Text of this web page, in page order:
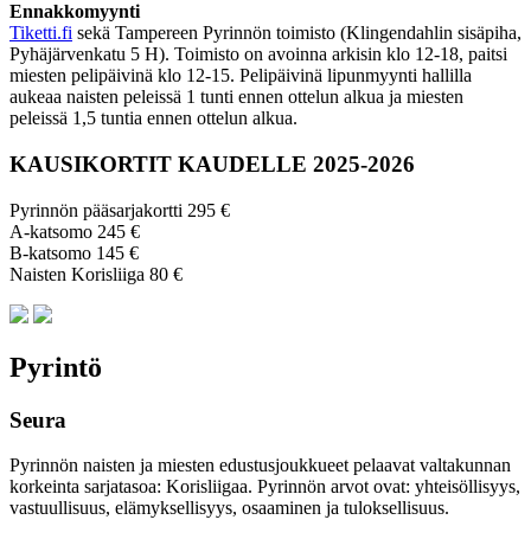
Ennakkomyynti
Tiketti.fi sekä Tampereen Pyrinnön toimisto (Klingendahlin sisäpiha,
Pyhäjärvenkatu 5 H). Toimisto on avoinna arkisin klo 12-18, paitsi
miesten pelipäivinä klo 12-15. Pelipäivinä lipunmyynti hallilla
aukeaa naisten peleissä 1 tunti ennen ottelun alkua ja miesten
peleissä 1,5 tuntia ennen ottelun alkua.
KAUSIKORTIT KAUDELLE 2025-2026
Pyrinnön pääsarjakortti 295 €
A-katsomo 245 €
B-katsomo 145 €
Naisten Korisliiga 80 €
Pyrintö
Seura
Pyrinnön naisten ja miesten edustusjoukkueet pelaavat valtakunnan
korkeinta sarjatasoa: Korisliigaa. Pyrinnön arvot ovat: yhteisöl­lisyys,
vastuul­lisuus, elämyk­sellisyys, osaaminen ja tulok­sellisuus.